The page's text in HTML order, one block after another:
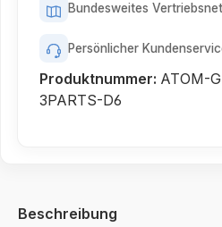
Bundesweites
Persönlicher
Produktnummer: ATOM-
3PARTS-D6
Beschreibung